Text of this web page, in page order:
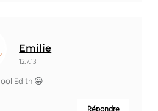
Emilie
12.7.13
Edith 😀